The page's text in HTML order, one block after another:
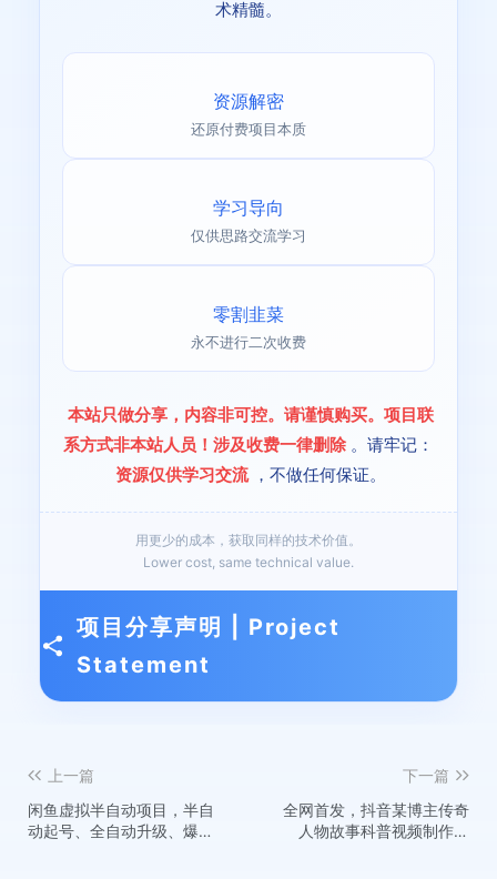
A：答：资源本身永久有效，但互联网环境多变，建
议获取后第一时间学习并执行。
Q：问：如何获取最新资源通知？
Q：问：资源会定期更新吗？
A：答：本站会对热门资源进行定期维护和版本更
新，关注页面获取最新版本。
Q：问：可以分享给朋友吗？
A：答：个人学习使用可以，但请勿在公开平台传
播，保护资源价值。
💬 热门评论
术精髓。
资源解密
还原付费项目本质
学习导向
仅供思路交流学习
零割韭菜
永不进行二次收费
本站只做分享，内容非可控。请谨慎购买。项目联
系方式非本站人员！涉及收费一律删除 。请牢记：
资源仅供学习交流 ，不做任何保证。
用更少的成本，获取同样的技术价值。
Lower cost, same technical value.
项目分享声明 | Project
Statement
上一篇
闲鱼虚拟半自动项目，半自
动起号、全自动升级、爆品
下一篇
全网首发，抖音某博主传奇
人物故事科普视频制作教